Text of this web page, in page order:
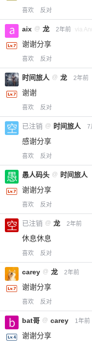
20 元
喜欢 反对
aix @ 龙 2年前 via
谢谢分享
喜欢 反对
时间旅人 @ 龙 2年前
谢谢
喜欢 反对
已注销 @ 时间旅人 7
感谢分享
喜欢 反对
愚人码头 @ 时间旅人
谢谢分享
喜欢 反对
已注销 @ 龙 2年前
休息休息
喜欢 反对
carey @ 龙 2年前
谢谢分享
喜欢 反对
bat哥 @ carey 1年前
谢谢分享
您没有权限发布
限。